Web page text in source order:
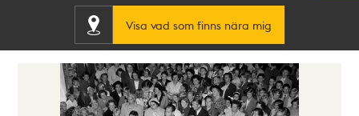
Visa vad som finns nära mig